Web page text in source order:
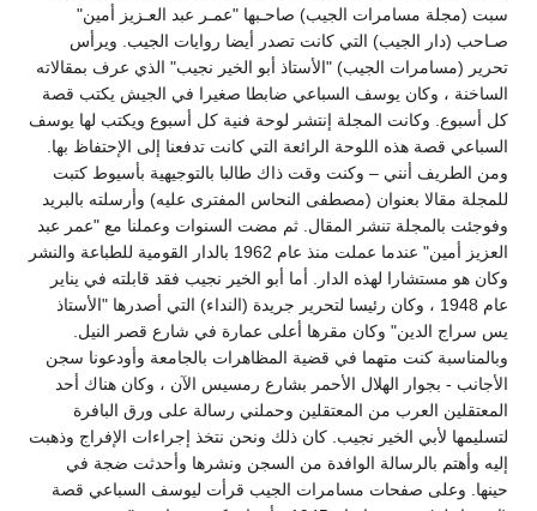
سبت (مجلة مسامرات الجيب) صاحـبها "عمـر عبد العـزيز أمين"
صـاحب (دار الجيب) التي كانت تصدر أيضا روايات الجيب. ويرأس
تحرير (مسامرات الجيب) "الأستاذ أبو الخير نجيب" الذي عرف بمقالاته
الساخنة ، وكان يوسف السباعي ضابطا صغيرا في الجيش يكتب قصة
كل أسبوع. وكانت المجلة إنتشر لوحة فنية كل أسبوع ويكتب لها يوسف
السباعي قصة هذه اللوحة الرائعة التي كانت تدفعنا إلى الإحتفاظ بها.
ومن الطريف أنني – وكنت وقت ذاك طالبا بالتوجيهية بأسيوط كتبت
للمجلة مقالا بعنوان (مصطفى النحاس المفترى عليه) وأرسلته بالبريد
وفوجئت بالمجلة تنشر المقال. ثم مضت السنوات وعملنا مع "عمر عبد
العزيز أمين" عندما عملت منذ عام 1962 بالدار القومية للطباعة والنشر
وكان هو مستشارا لهذه الدار. أما أبو الخير نجيب فقد قابلته في يناير
عام 1948 ، وكان رئيسا لتحرير جريدة (النداء) التي أصدرها "الأستاذ
يس سراج الدين" وكان مقرها أعلى عمارة في شارع قصر النيل.
وبالمناسبة كنت متهما في قضية المظاهرات بالجامعة وأودعونا سجن
الأجانب - بجوار الهلال الأحمر بشارع رمسيس الآن ، وكان هناك أحد
المعتقلين العرب من المعتقلين وحملني رسالة على ورق البافرة
لتسليمها لأبي الخير نجيب. كان ذلك ونحن نتخذ إجراءات الإفراج وذهبت
إليه وأهتم بالرسالة الوافدة من السجن ونشرها وأحدثت ضجة في
حينها. وعلى صفحات مسامرات الجيب قرأت ليوسف السباعي قصة